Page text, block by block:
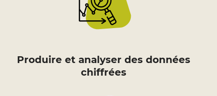
Produire et analyser des données
chiffrées